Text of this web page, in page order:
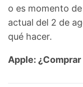
o es momento
actual del 2 de
qué hacer.
Apple: